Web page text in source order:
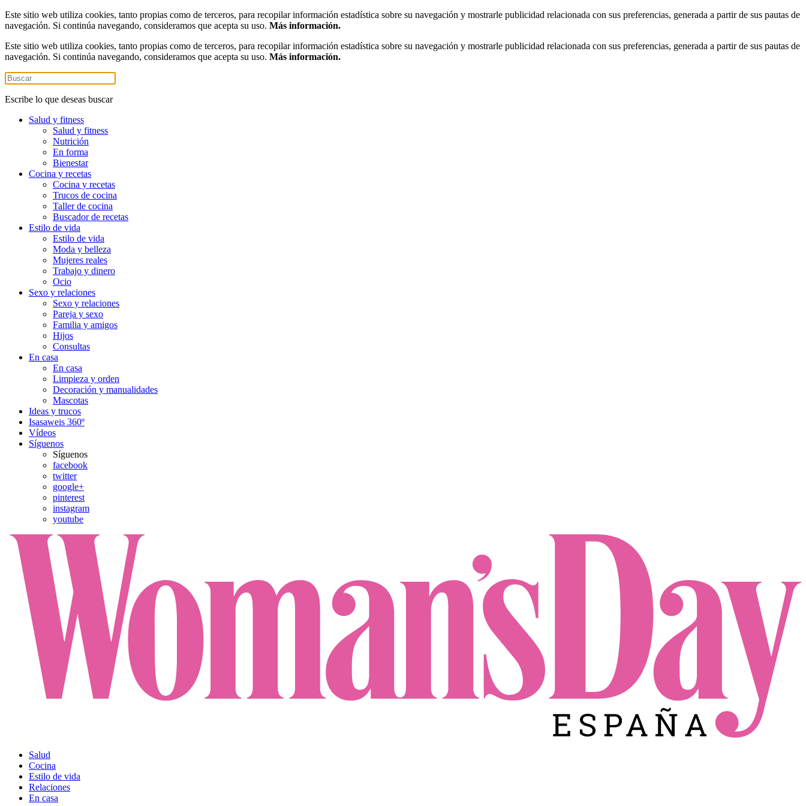
Este sitio web utiliza cookies, tanto propias como de terceros, para recopilar información estadística sobre su navegación y mostrarle publicidad relacionada con sus preferencias, generada a partir de sus pautas de
navegación. Si continúa navegando, consideramos que acepta su uso. Más información.
Este sitio web utiliza cookies, tanto propias como de terceros, para recopilar información estadística sobre su navegación y mostrarle publicidad relacionada con sus preferencias, generada a partir de sus pautas de
navegación. Si continúa navegando, consideramos que acepta su uso. Más información.
Escribe lo que deseas buscar
Salud y fitness
Salud y fitness
Nutrición
En forma
Bienestar
Cocina y recetas
Cocina y recetas
Trucos de cocina
Taller de cocina
Buscador de recetas
Estilo de vida
Estilo de vida
Moda y belleza
Mujeres reales
Trabajo y dinero
Ocio
Sexo y relaciones
Sexo y relaciones
Pareja y sexo
Familia y amigos
Hijos
Consultas
En casa
En casa
Limpieza y orden
Decoración y manualidades
Mascotas
Ideas y trucos
Isasaweis 360º
Vídeos
Síguenos
Síguenos
facebook
twitter
google+
pinterest
instagram
youtube
Salud
Cocina
Estilo de vida
Relaciones
En casa